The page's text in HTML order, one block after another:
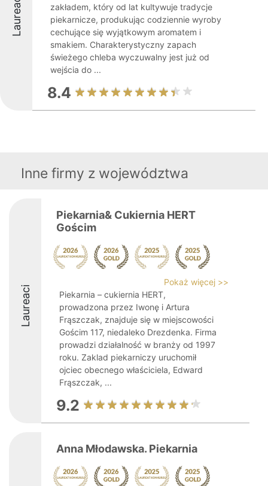
Laureaci
zakładem, który od lat kultywuje tradycje
piekarnicze, produkując codziennie wyroby
cechujące się wyjątkowym aromatem i
smakiem. Charakterystyczny zapach
świeżego chleba wyczuwalny jest już od
wejścia do ...
8.4
Inne firmy z województwa
Laureaci
Piekarnia& Cukiernia HERT
Gościm
Pokaż więcej >>
Piekarnia – cukiernia HERT,
prowadzona przez Iwonę i Artura
Frąszczak, znajduje się w miejscowości
Gościm 117, niedaleko Drezdenka. Firma
prowadzi działalność w branży od 1997
roku. Zaklad piekarniczy uruchomił
ojciec obecnego właściciela, Edward
Frąszczak, ...
9.2
Anna Młodawska. Piekarnia